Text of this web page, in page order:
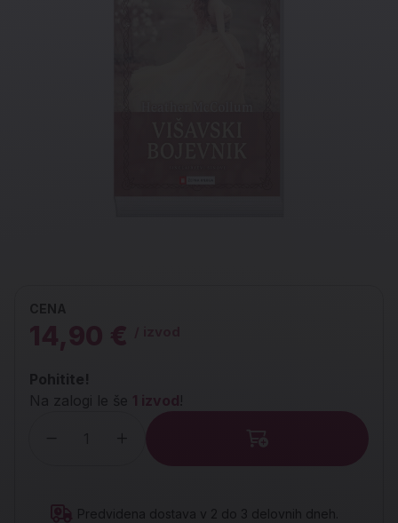
CENA
14,90 €
Pohitite!
Na zalogi le še 1 izvod !
Predvidena dostava v 2 do 3 delovnih dneh.